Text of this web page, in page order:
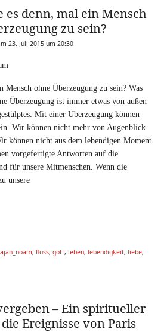
es denn, mal ein Mensch
zu sein?
23. Juli 2015 um 20:30
Mensch ohne Überzeugung zu sein? Was
Überzeugung ist immer etwas von außen
Mit einer Überzeugung können
Wir können nicht mehr von Augenblick
können nicht aus dem lebendigen Moment
vorgefertigte Antworten auf die
für unsere Mitmenschen. Wenn die
unsere
, fluss, gott, leben, lebendigkeit, liebe,
– Ein spiritueller
Ereignisse von Paris